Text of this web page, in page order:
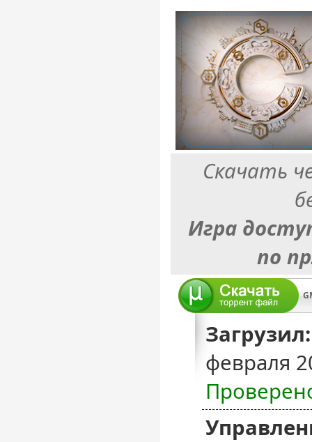
Скачать
Игра
по
Загрузил:
февраля